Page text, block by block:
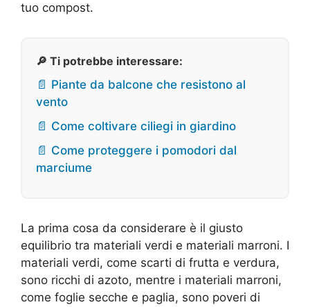
tuo compost.
🔎 Ti potrebbe interessare:
📄 Piante da balcone che resistono al
vento
📄 Come coltivare ciliegi in giardino
📄 Come proteggere i pomodori dal
marciume
La prima cosa da considerare è il giusto
equilibrio tra materiali verdi e materiali marroni. I
materiali verdi, come scarti di frutta e verdura,
sono ricchi di azoto, mentre i materiali marroni,
come foglie secche e paglia, sono poveri di